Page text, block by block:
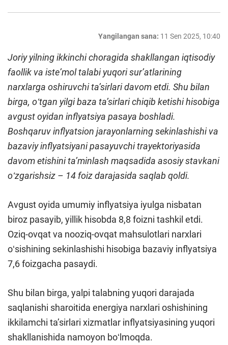
Yangilangan sana: 11 Sen 2025, 10:40
Joriy yilning ikkinchi choragida shakllangan iqtisodiy
faollik va isteʼmol talabi yuqori surʼatlarining
narxlarga oshiruvchi taʼsirlari davom etdi. Shu bilan
birga, oʻtgan yilgi baza taʼsirlari chiqib ketishi hisobiga
avgust oyidan inflyatsiya pasaya boshladi.
Boshqaruv inflyatsion jarayonlarning sekinlashishi va
bazaviy inflyatsiyani pasayuvchi trayektoriyasida
davom etishini taʼminlash maqsadida asosiy stavkani
oʻzgarishsiz – 14 foiz darajasida saqlab qoldi.
Avgust oyida umumiy inflyatsiya iyulga nisbatan
biroz pasayib, yillik hisobda 8,8 foizni tashkil etdi.
Oziq-ovqat va nooziq-ovqat mahsulotlari narxlari
oʻsishining sekinlashishi hisobiga bazaviy inflyatsiya
7,6 foizgacha pasaydi.
Shu bilan birga, yalpi talabning yuqori darajada
saqlanishi sharoitida energiya narxlari oshishining
ikkilamchi taʼsirlari xizmatlar inflyatsiyasining yuqori
shakllanishida namoyon boʻlmoqda.